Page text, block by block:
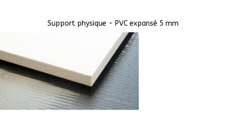
Support physique - PVC expansé 5 mm